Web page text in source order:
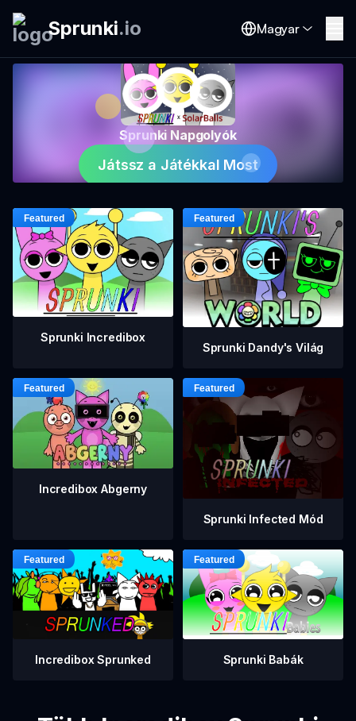
Sprunki.io Magyar
Sprunki Napgolyók
Játssz a Játékkal Most
Sprunki Incredibox
Sprunki Dandy's Világ
Incredibox Abgerny
Sprunki Infected Mód
Incredibox Sprunked Sprunki Babák